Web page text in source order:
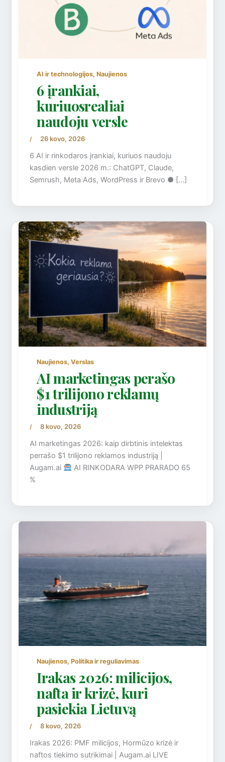
AI ir technologijos,Naujienos
6 įrankiai,
kuriuosrealiai
naudoju versle
/ 26 kovo, 2026
6 AI ir rinkodaros įrankiai, kuriuos naudoju
kasdien versle 2026 m.: ChatGPT, Claude,
Semrush, Meta Ads, WordPress ir Brevo ● […]
Naujienos,Verslas
AI marketingas perašo
$1 trilijono reklamų
industriją
/ 8 kovo, 2026
AI marketingas 2026: kaip dirbtinis intelektas
perrašo $1 trilijono reklamos industriją |
Augam.ai
AI RINKODARA WPP PRARADO 65
%
Naujienos,Politika ir reguliavimas
Irakas 2026: milicijos,
nafta ir krizė, kuri
pasiekia Lietuvą
/ 8 kovo, 2026
Irakas 2026: PMF milicijos, Hormūzo krizė ir
naftos tiekimo sutrikimai | Augam.ai LIVE